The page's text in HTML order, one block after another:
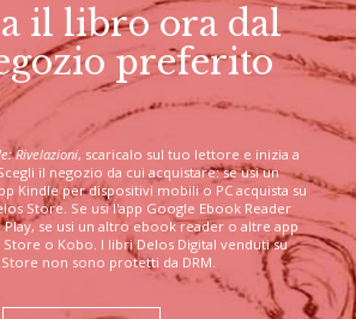
il libro ora dal
preferito
Rivelazioni, scaricalo sul tuo lettore e inizia a
il negozio da cui acquistare: se usi un
Kindle per dispositivi mobili o PC acquista su
Store. Se usi l'app Google Ebook Reader
Play, se usi un altro ebook reader o altre app
Store o Kobo. I libri Delos Digital venduti su
non sono protetti da DRM.